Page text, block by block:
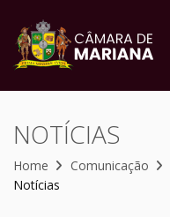
NOTÍCIAS
Home Comunicação
Notícias